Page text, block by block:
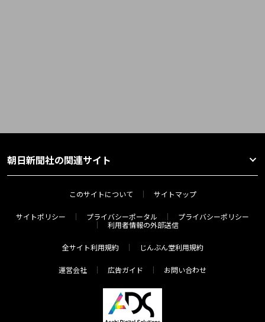
朝日新聞社の関連サイト
このサイトについて サイトマップ
サイトポリシー プライバシーポータル
プライバシーポリシー
利用者情報の外部送信
全サイト利用規約 じんぶん堂利用規約
運営会社 広告ガイド お問い合わせ